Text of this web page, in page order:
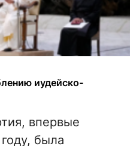
иудейско-
впервые
была